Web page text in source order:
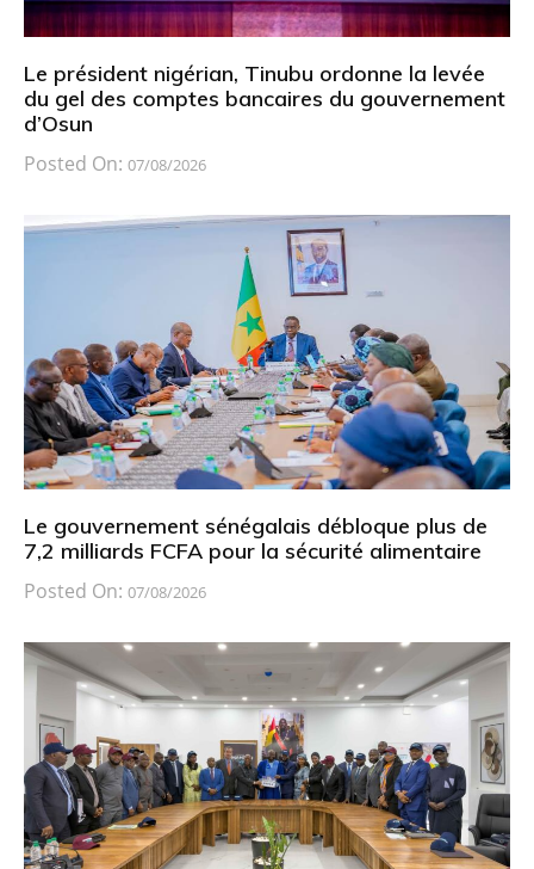
Le président nigérian, Tinubu ordonne la levée
du gel des comptes bancaires du gouvernement
d’Osun
Posted On: 07/08/2026
Le gouvernement sénégalais débloque plus de
7,2 milliards FCFA pour la sécurité alimentaire
Posted On: 07/08/2026